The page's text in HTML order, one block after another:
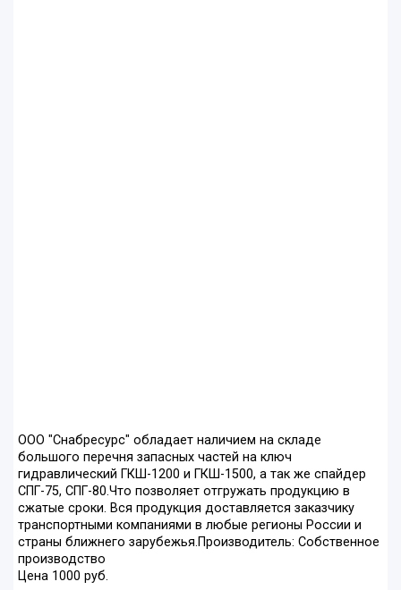
ООО "Снабресурс" обладает наличием на складе
большого перечня запасных частей на ключ
гидравлический ГКШ-1200 и ГКШ-1500, а так же спайдер
СПГ-75, СПГ-80.Что позволяет отгружать продукцию в
сжатые сроки. Вся продукция доставляется заказчику
транспортными компаниями в любые регионы России и
страны ближнего зарубежья.Производитель: Собственное
производство
Цена 1000 руб.